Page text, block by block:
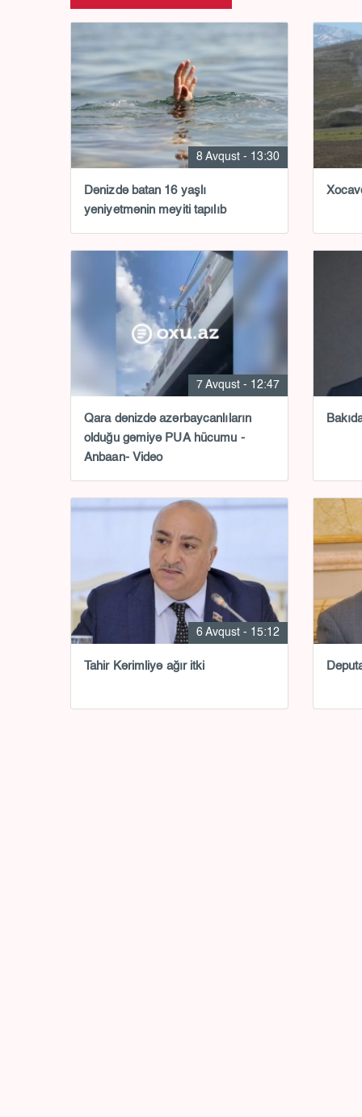
8 Avqust - 13:30
Dənizdə batan 16 yaşlı
yeniyetmənin meyiti tapılıb
7 Avqust - 12:47
Qara dənizdə azərbaycanlıların
olduğu gəmiyə PUA hücumu -
Anbaan- Video
6 Avqust - 15:12
Tahir Kərimliyə ağır itki